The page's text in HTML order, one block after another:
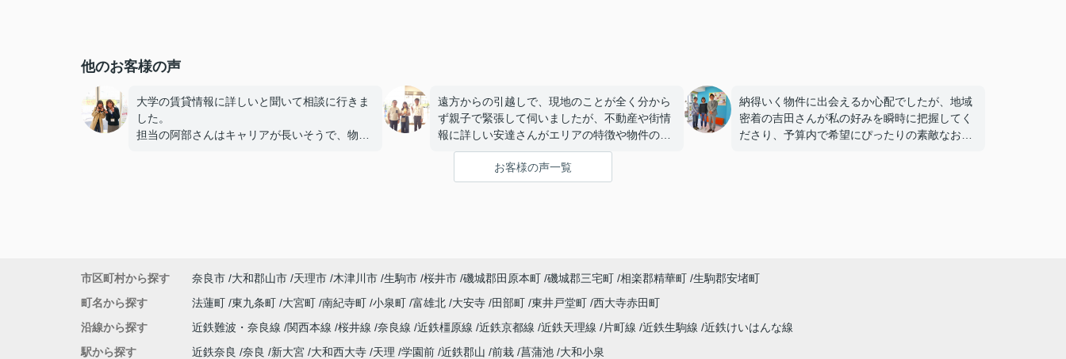
他のお客様の声
大学の賃貸情報に詳しいと聞いて相談に行きま
した。
担当の阿部さんはキャリアが長いそうで、物件
遠方からの引越しで、現地のことが全く分から
ず親子で緊張して伺いましたが、不動産や街情
報に詳しい安達さんがエリアの特徴や物件の構
造まで丁寧に説明していただき、うれしかった
私たちのペースに合わせて優しく対応してくだ
納得いく物件に出会えるか心配でしたが、地域
密着の吉田さんが私の好みを瞬時に把握してく
ださり、予算内で希望にぴったりの素敵なお部
お客様の声一覧
市区町村から探す 奈良市 大和郡山市 天理市 木津川市 生駒市 桜井市 磯城郡田原本町 磯城郡三宅町 相楽郡精華町 生駒郡安堵町
町名から探す
法蓮町 東九条町 大宮町 南紀寺町 小泉町 富雄北 大安寺 田部町 東井戸堂町 西大寺赤田町
沿線から探す
近鉄難波・奈良線 関西本線 桜井線 奈良線 近鉄橿原線 近鉄京都線 近鉄天理線 片町線 近鉄生駒線 近鉄けいはんな線
駅から探す
近鉄奈良 奈良 新大宮 大和西大寺 天理 学園前 近鉄郡山 前栽 菖蒲池 大和小泉